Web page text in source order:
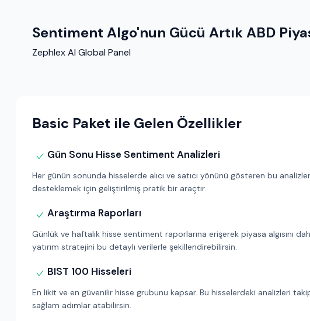
Sentiment Algo'nun Gücü Artık ABD
Zephlex AI Global Panel
Basic Paket ile Gelen Özellikler
Gün Sonu Hisse Sentiment Analizleri
Her günün sonunda hisselerde alıcı ve satıcı yönünü gösteren bu analizler,
desteklemek için geliştirilmiş pratik bir araçtır.
Araştırma Raporları
Günlük ve haftalık hisse sentiment raporlarına erişerek piyasa algısını
yatırım stratejini bu detaylı verilerle şekillendirebilirsin.
BIST 100 Hisseleri
En likit ve en güvenilir hisse grubunu kapsar. Bu hisselerdeki analizleri
sağlam adımlar atabilirsin.